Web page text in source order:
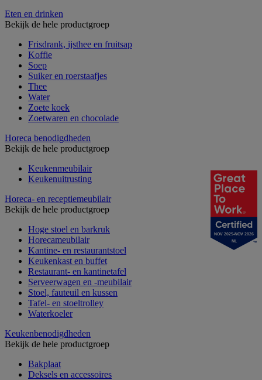
Eten en drinken
Bekijk de hele productgroep
Frisdrank, ijsthee en fruitsap
Koffie
Soep
Suiker en roerstaafjes
Thee
Water
Zoete koek
Zoetwaren en chocolade
Horeca benodigdheden
Bekijk de hele productgroep
Keukenmeubilair
Keukenuitrusting
Horeca- en receptiemeubilair
Bekijk de hele productgroep
Hoge stoel en barkruk
Horecameubilair
Kantine- en restaurantstoel
Keukenkast en buffet
Restaurant- en kantinetafel
Serveerwagen en -meubilair
Stoel, fauteuil en kussen
Tafel- en stoeltrolley
Waterkoeler
Keukenbenodigdheden
Bekijk de hele productgroep
Bakplaat
Deksels en accessoires
NOV 2025-NOV 2026
NL